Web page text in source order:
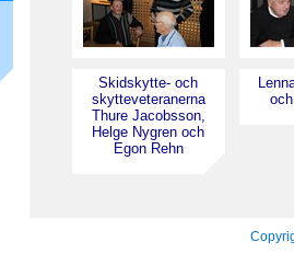
Skidskytte- och
skytteveteranerna
Thure Jacobsson,
Helge Nygren och
Egon Rehn